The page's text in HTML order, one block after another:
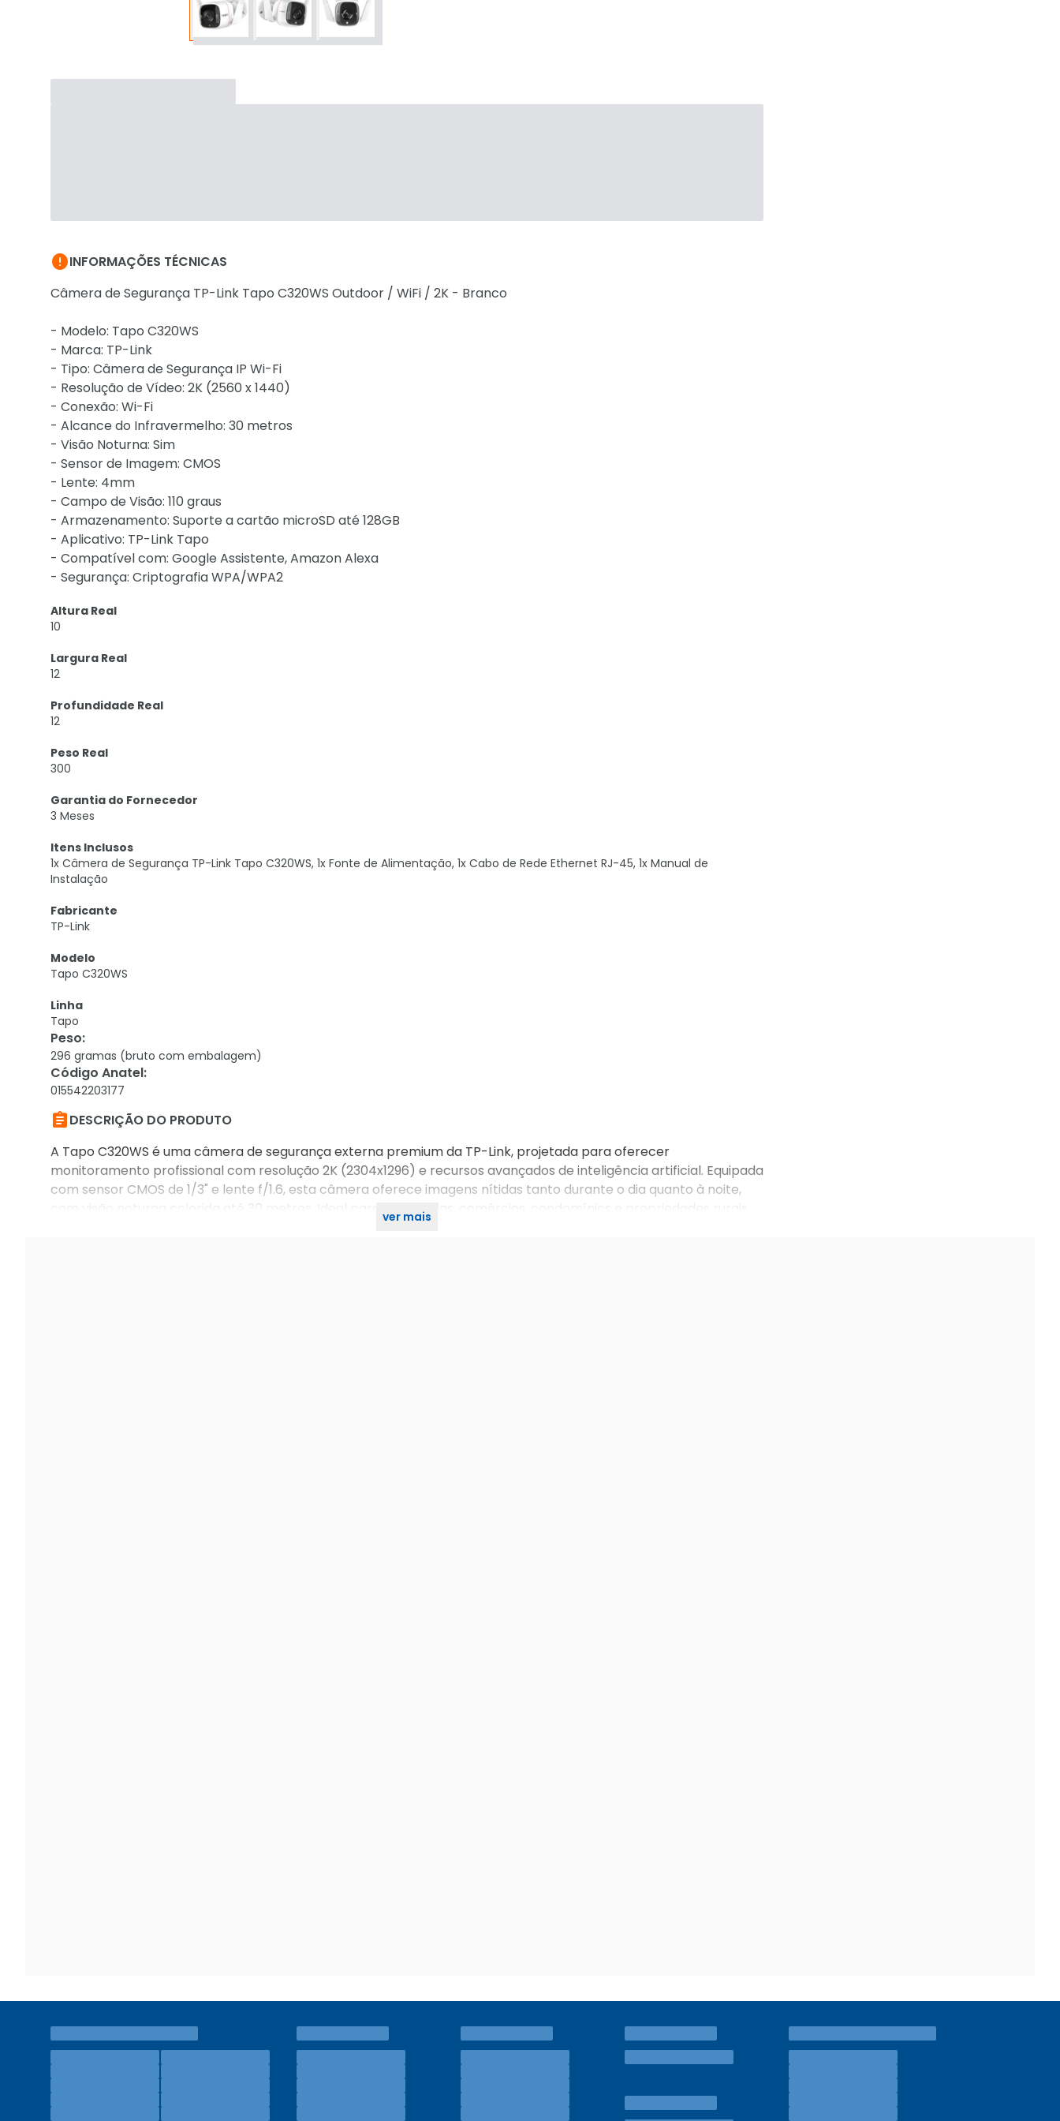
INFORMAÇÕES TÉCNICAS
Câmera de Segurança TP-Link Tapo C320WS Outdoor / WiFi / 2K - Branco
- Modelo: Tapo C320WS
- Marca: TP-Link
- Tipo: Câmera de Segurança IP Wi-Fi
- Resolução de Vídeo: 2K (2560 x 1440)
- Conexão: Wi-Fi
- Alcance do Infravermelho: 30 metros
- Visão Noturna: Sim
- Sensor de Imagem: CMOS
- Lente: 4mm
- Campo de Visão: 110 graus
- Armazenamento: Suporte a cartão microSD até 128GB
- Aplicativo: TP-Link Tapo
- Compatível com: Google Assistente, Amazon Alexa
- Segurança: Criptografia WPA/WPA2
Altura Real
10
Largura Real
12
Profundidade Real
12
Peso Real
300
Garantia do Fornecedor
3 Meses
Itens Inclusos
1x Câmera de Segurança TP-Link Tapo C320WS, 1x Fonte de Alimentação, 1x Cabo de Rede Ethernet RJ-45, 1x Manual de
Instalação
Fabricante
TP-Link
Modelo
Tapo C320WS
Linha
Tapo
Peso:
296 gramas (bruto com embalagem)
Código Anatel:
015542203177
DESCRIÇÃO DO PRODUTO
A Tapo C320WS é uma câmera de segurança externa premium da TP-Link, projetada para oferecer
monitoramento profissional com resolução 2K (2304x1296) e recursos avançados de inteligência artificial. Equipada
com sensor CMOS de 1/3" e lente f/1.6, esta câmera oferece imagens nítidas tanto durante o dia quanto à noite,
com visão noturna colorida até 30 metros. Ideal para residências, comércios, condomínios e propriedades rurais
ver mais